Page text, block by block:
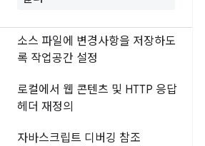
소스 파일에 변경사항을 저장하도
록 작업공간 설정
로컬에서 웹 콘텐츠 및 HTTP 응답
헤더 재정의
자바스크립트 디버깅 참조